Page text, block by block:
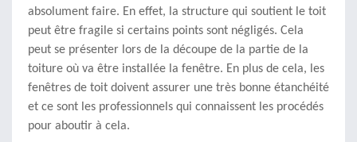
absolument faire. En effet, la structure qui soutient le toit
peut être fragile si certains points sont négligés. Cela
peut se présenter lors de la découpe de la partie de la
toiture où va être installée la fenêtre. En plus de cela, les
fenêtres de toit doivent assurer une très bonne étanchéité
et ce sont les professionnels qui connaissent les procédés
pour aboutir à cela.